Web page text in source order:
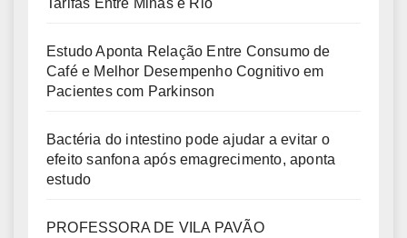
Estudo Aponta Relação Entre Consumo de
Café e Melhor Desempenho Cognitivo em
Pacientes com Parkinson
Bactéria do intestino pode ajudar a evitar o
efeito sanfona após emagrecimento, aponta
estudo
PROFESSORA DE VILA PAVÃO